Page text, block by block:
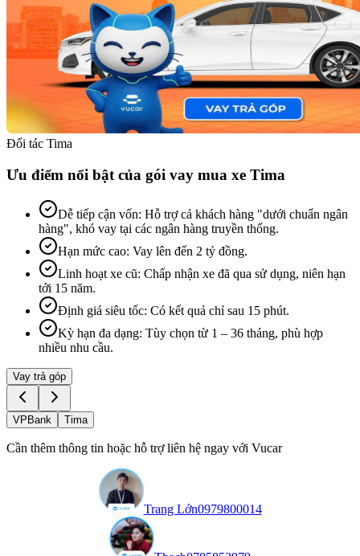
Đối tác Tima
Ưu điểm nổi bật của gói vay mua xe Tima
Dễ tiếp cận vốn: Hỗ trợ cả khách hàng "dưới chuẩn ngân
hàng", khó vay tại các ngân hàng truyền thống.
Hạn mức cao: Vay lên đến 2 tỷ đồng.
Linh hoạt xe cũ: Chấp nhận xe đã qua sử dụng, niên hạn
tới 15 năm.
Định giá siêu tốc: Có kết quả chỉ sau 15 phút.
Kỳ hạn đa dạng: Tùy chọn từ 1 – 36 tháng, phù hợp
nhiều nhu cầu.
Vay trả góp
VPBank Tima
Cần thêm thông tin hoặc hỗ trợ liên hệ ngay với Vucar
Trang Lớn0979800014